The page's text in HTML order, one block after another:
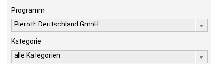
Programm
Pieroth Deutschland GmbH
Kategorie
alle Kategorien